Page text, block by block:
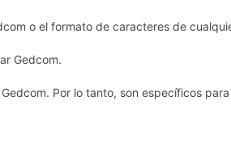
o el formato de caracteres de
Gedcom.
Por lo tanto, son específicos